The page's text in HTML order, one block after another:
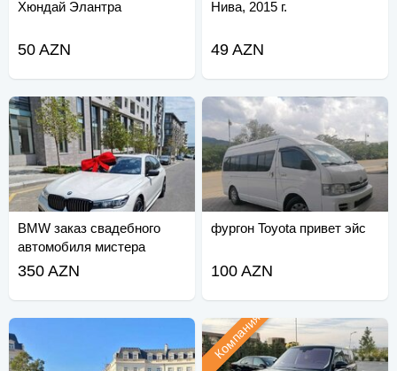
Хюндай Элантра
50 AZN
Нива, 2015 г.
49 AZN
BMW заказ свадебного
автомобиля мистера
невесты
350 AZN
фургон Toyota привет эйс
100 AZN
Компания